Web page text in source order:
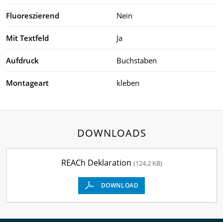
Fluoreszierend Nein
Mit Textfeld Ja
Aufdruck Buchstaben
Montageart kleben
DOWNLOADS
REACh Deklaration (124.2 KB)
DOWNLOAD